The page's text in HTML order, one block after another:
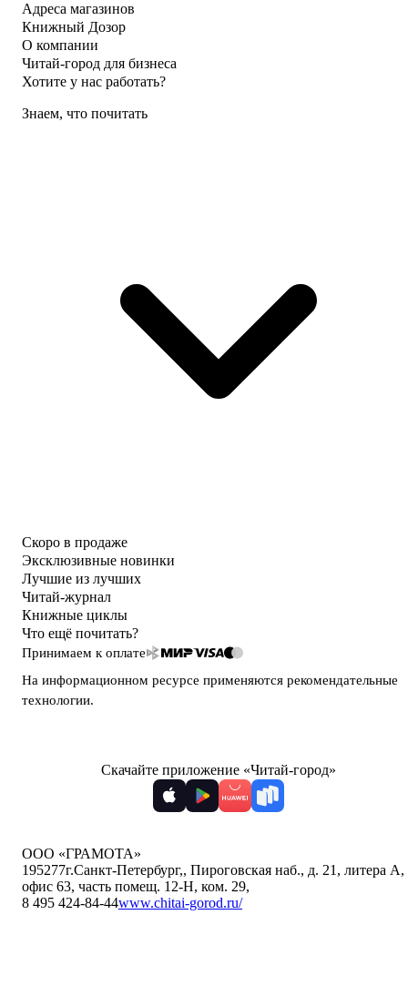
Адреса магазинов
Книжный Дозор
О компании
Читай-город для бизнеса
Хотите у нас работать?
Знаем, что почитать
Скоро в продаже
Эксклюзивные новинки
Лучшие из лучших
Читай-журнал
Книжные циклы
Что ещё почитать?
Принимаем к оплате
На информационном ресурсе применяются рекомендательные
технологии.
Скачайте приложение «Читай-город»
ООО «ГРАМОТА»
195277г.Санкт-Петербург,, Пироговская наб., д. 21, литера А,
офис 63, часть помещ. 12-Н, ком. 29,
8 495 424-84-44www.chitai-gorod.ru/